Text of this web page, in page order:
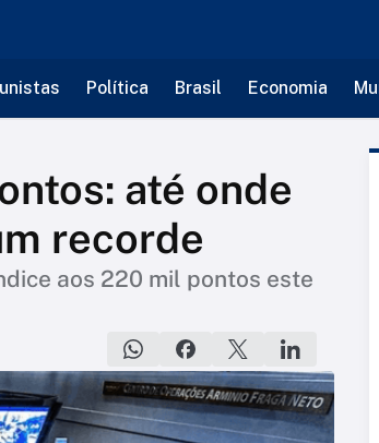
Política Brasil Economia
até onde
recorde
aos 220 mil pontos este